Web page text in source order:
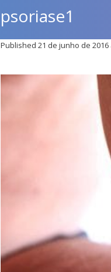
psoriase1
Published 21 de junho de 2016